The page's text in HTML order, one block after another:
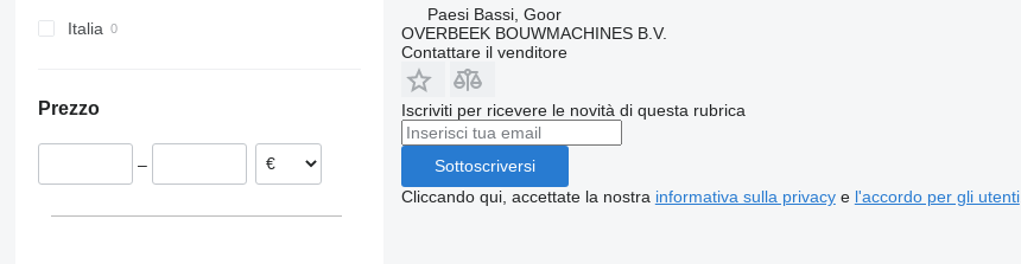
R-Class
L-series
Italia
Prezzo
–
Paesi Bassi, Goor
OVERBEEK BOUWMACHINES B.V.
Contattare il venditore
Iscriviti per ricevere le novità di questa rubrica
Sottoscriversi
Cliccando qui, accettate la nostra informativa sulla privacye l'accordo per gli utenti.